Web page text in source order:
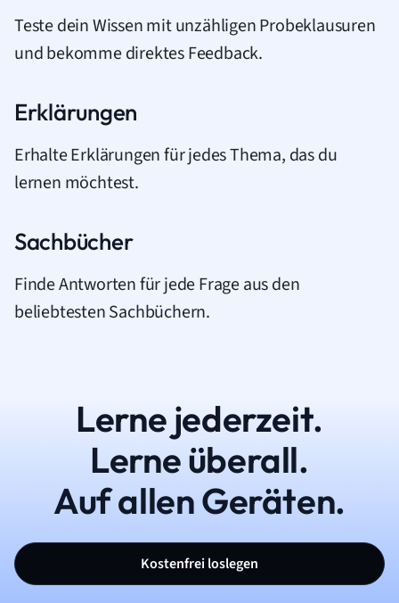
Teste dein Wissen mit unzähligen Probeklausuren
und bekomme direktes Feedback.
Erklärungen
Erhalte Erklärungen für jedes Thema, das du
lernen möchtest.
Sachbücher
Finde Antworten für jede Frage aus den
beliebtesten Sachbüchern.
Lerne jederzeit.
Lerne überall.
Auf allen Geräten.
Kostenfrei loslegen